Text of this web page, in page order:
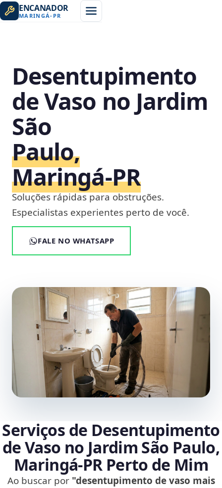
ENCANADOR
MARINGÁ- PR
Desentupimento
de Vaso no Jardim
São
Paulo,
Maringá‑PR
Soluções rápidas para obstruções.
Especialistas experientes perto de você.
FALE NO WHATSAPP
Serviços de Desentupimento
de Vaso no Jardim São Paulo,
Maringá‑PR Perto de Mim
Ao buscar por "desentupimento de vaso mais